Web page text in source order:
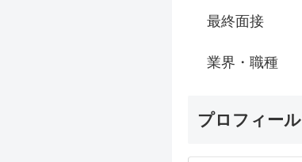
最終面接
業界・職種
プロフィール